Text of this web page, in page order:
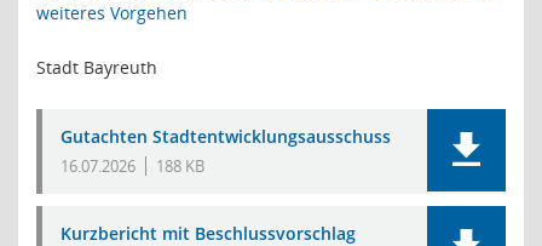
weiteres Vorgehen
Stadt Bayreuth
Gutachten Stadtentwicklungsausschuss
16.07.2026 188 KB
Kurzbericht mit Beschlussvorschlag